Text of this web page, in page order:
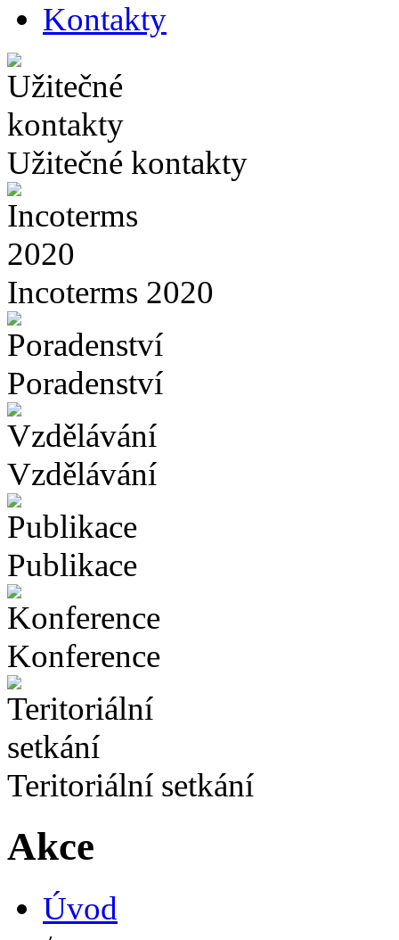
Kontakty
Užitečné kontakty
Incoterms 2020
Poradenství
Vzdělávání
Publikace
Konference
Teritoriální setkání
Akce
Úvod